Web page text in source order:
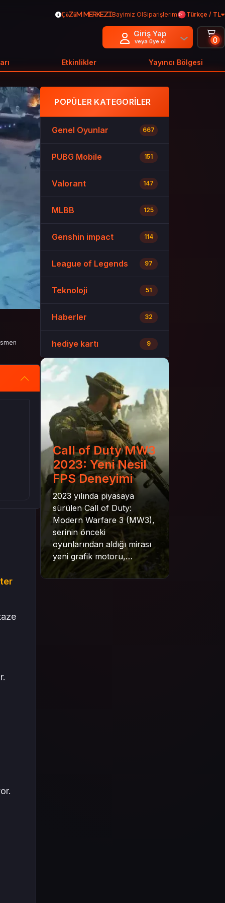
Çözüm MerkeziBayimiz OlSiparişlerim Türkçe / TL
Giriş Yap
veya üye ol 0
Etkinlikler Yayıncı Bölgesi
POPÜLER KATEGORILER
Genel Oyunlar 667
PUBG Mobile 151
Valorant 147
MLBB 125
Genshin impact 114
League of Legends 97
Teknoloji 51
Haberler 32
hediye kartı 9
Call of Duty MW3
2023: Yeni Nesil
FPS Deneyimi
2023 yılında piyasaya
sürülen Call of Duty:
Modern Warfare 3 (MW3),
serinin önceki
oyunlarından aldığı mirası
yeni grafik motoru,
mekanik gelişimler ve daha
derin senaryo yapısıyla